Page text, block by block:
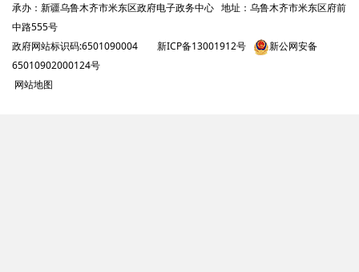
承办：新疆乌鲁木齐市米东区政府电子政务中心 地址：乌鲁木齐市米东区府前
中路555号
政府网站标识码:6501090004
新ICP备13001912号
新公网安备
65010902000124号
网站地图